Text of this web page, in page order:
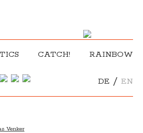
CATCH! RAINBOW
DE / EN
Venker